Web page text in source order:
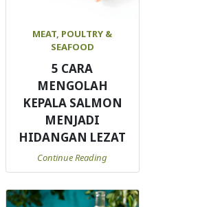
MEAT, POULTRY &
SEAFOOD
5 CARA
MENGOLAH
KEPALA SALMON
MENJADI
HIDANGAN LEZAT
Continue Reading